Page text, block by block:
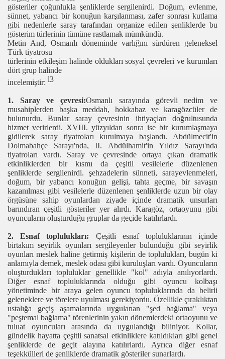
gösteriler çoğunlukla şenliklerdesergilenirdi.Doğum,evlenme,
sünnet,yabancı bir konuğun karşılanması,zafer sonrasıkutlama
gibi nedenlerle saraytarafından organize edilen şenliklerdebu
gösterim türlerinin tümüne rastlamak mümkündü.
Metin And, Osmanlı döneminde varlığını sürdüren geleneksel
Türk tiyatrosu
türlerinin etkileşim halinde olduklarısosyal çevreleri vekurumları
dört grup halinde
incelemiştir: l3
1. Saray ve çevresi:Osmanlı sarayında görevli nedim ve
musahiplerden başkameddah, hokkabaz ve karagözcüler de
bulunurdu. Bunlar saray çevresinin ihtiyaçları doğrultusunda
hizmet verirlerdi. XVIII.yüzyıldan sonra ise birkurumlaşmaya
gidilerek saray tiyatrolarıkurulmayabaşlandı. Abdülmecit'in
Dolmabahçe Sarayı'nda,II. Abdülhamit'in Yıldız Sarayı'nda
tiyatroları vardı. Saray ve çevresinde ortayaçıkandramatik
etkinliklerden bir kısmı daçeşitlivesilelerle düzenlenen
şenliklerde sergilenirdi. şehzadelerinsünneti, sarayevlenmeleri,
doğum,biryabancı konuğun gelişi, tahta geçme, bir savaşın
kazanılması gibi vesilelerle düzenlenen şenliklerde uzun bir olay
örgüsüne sahip oyunlardan ziyade içinde dramatik unsurları
barındıran çeşitli gösteriler yer alırdı. Karagöz, ortaoyunu gibi
oyuncuların oluşturduğu gruplar da geçide katılırlardı.
2. Esnaf toplulukları: Çeşitli esnaf topluluklarının içinde
birtakım seyirlik oyunları sergileyenler bulunduğu gibi seyirlik
oyunları meslek haline getirmiş kişilerin de toplulukları, bugün ki
anlamıyla demek, meslek odası gibi kuruluşları vardı. Oyuncuların
oluşturdukları topluluklar genellikle "kol" adıyla anılıyorlardı.
Diğer esnaf topluluklarında olduğu gibi oyuncu kolbaşı
yönetiminde bir araya gelen oyuncu topluluklarında da belirli
geleneklere ve törelere uyulması gerekiyordu. Özellikle çıraklıktan
ustalığa geçiş aşamalarında uygulanan "şed bağlama" veya
"peştemal bağlama" törenlerinin yakın dönemlerdeki ortaoyunu ve
tuluat oyuncuları arasında da uygulandığı biliniyor. Kollar,
gündelik hayatta çeşitli sanatsal etkinliklere katıldıkları gibi genel
şenliklerde de geçit alayına katılırlardı. Ayrıca diğer esnaf
teşekkülleri de şenliklerde dramatik gösteriler sunarlardı.